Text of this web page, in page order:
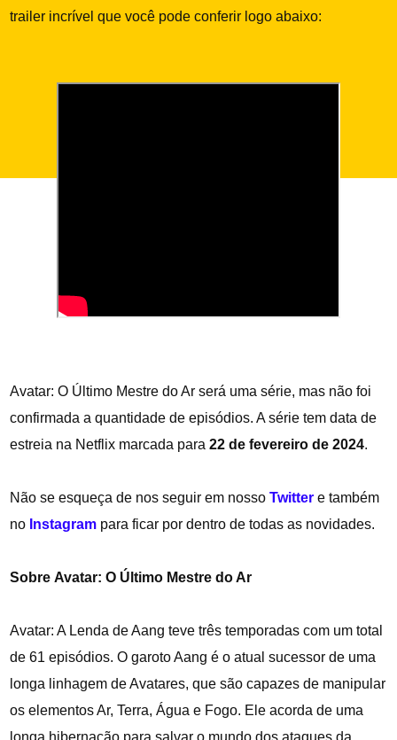
trailer incrível que você pode conferir logo abaixo:
Avatar: O Último Mestre do Ar será uma série, mas não foi
confirmada a quantidade de episódios. A série tem data de
estreia na Netflix marcada para22 de fevereiro de 2024.
Não se esqueça de nos seguir em nossoTwitter e também
no Instagram para ficar por dentro de todas as novidades.
Sobre Avatar: O Último Mestre do Ar
Avatar: A Lenda de Aang teve três temporadas com um total
de 61 episódios. O garoto Aang é o atual sucessor de uma
longa linhagem de Avatares, que são capazes de manipular
os elementos Ar, Terra, Água e Fogo. Ele acorda de uma
longa hibernação para salvar o mundo dos ataques da